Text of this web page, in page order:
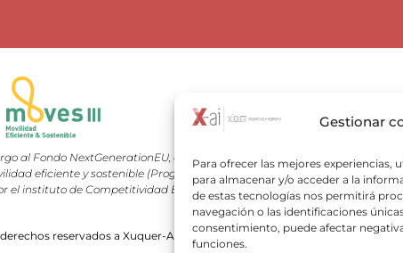
Gestionar
Para ofrecer las mejores experiencias,
para almacenar y/o acceder a la
de estas tecnologías nos permitirá
navegación o las identificaciones
consentimiento, puede afectar
funciones.
al Fondo NextGenerationEU, en el marco del Plan de Recuperación,
eficiente y sostenible (Programa MOVES III Valencia) del Ministerio
el instituto de Competitividad Empresarial (IVACE).
reservados a Xuquer-Arqing y sus respectivos autores.